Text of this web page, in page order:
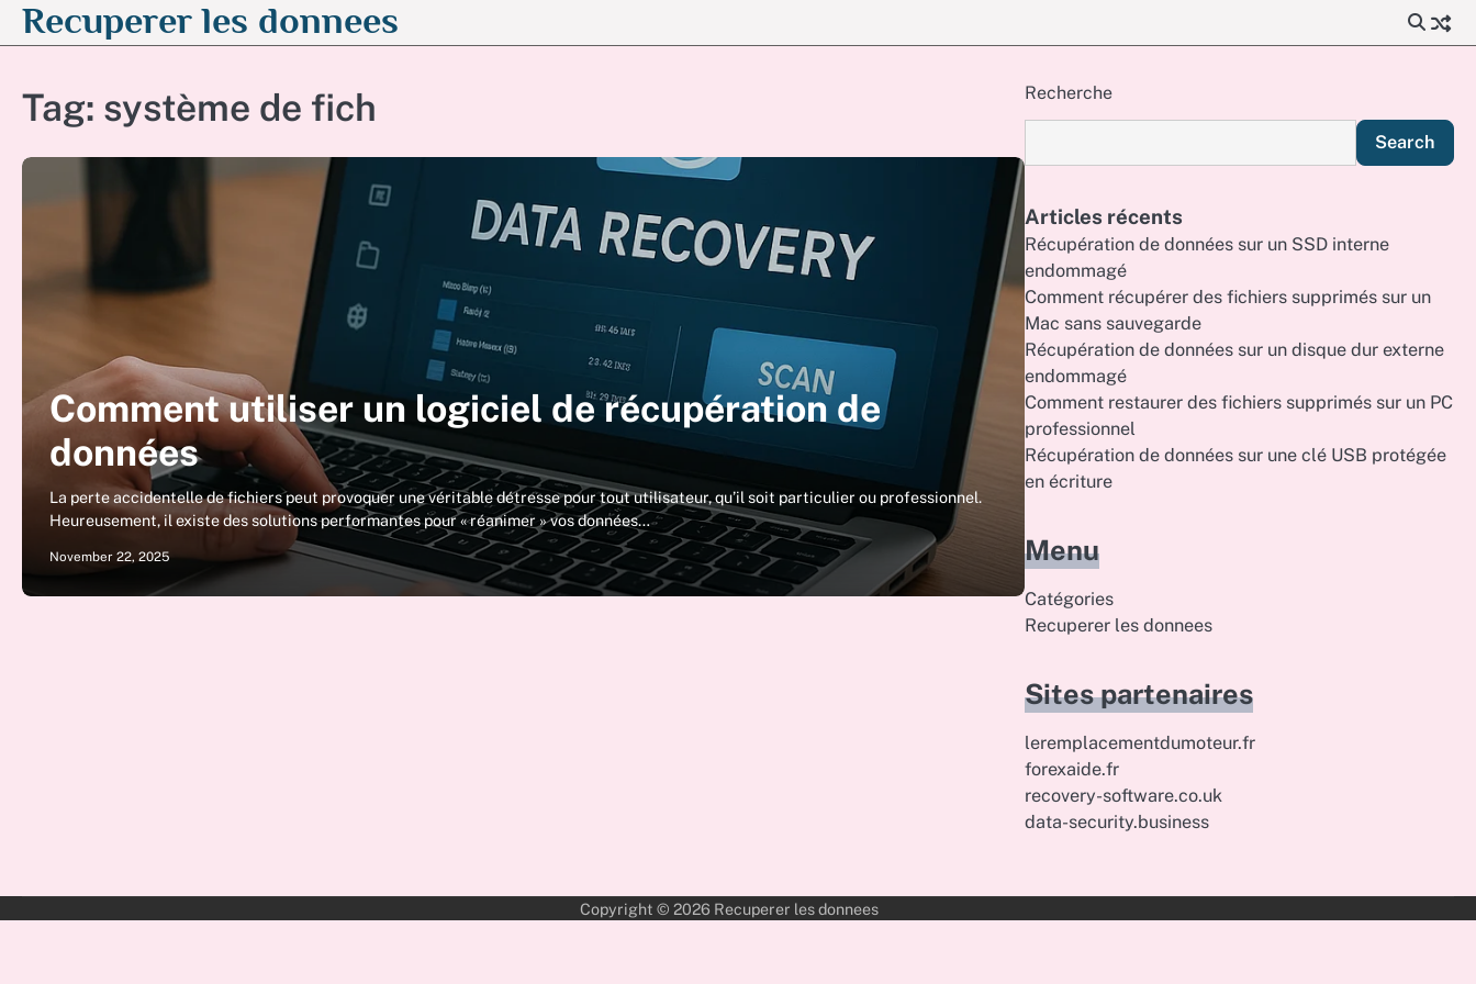
SkipRecuperer les donnees
Tag: système de fich
Comment utiliser un logiciel de récupération de
données
La perte accidentelle de fichiers peut provoquer une véritable détresse pour tout utilisateur, qu’il soit particulier ou professionnel.
Heureusement, il existe des solutions performantes pour « réanimer » vos données…
November 22, 2025
Recherche
Search
Articles récents
Récupération de données sur un SSD interne
endommagé
Comment récupérer des fichiers supprimés sur un
Mac sans sauvegarde
Récupération de données sur un disque dur externe
endommagé
Comment restaurer des fichiers supprimés sur un PC
professionnel
Récupération de données sur une clé USB protégée
en écriture
Menu
Catégories
Recuperer les donnees
Sites partenaires
leremplacementdumoteur.fr
forexaide.fr
recovery-software.co.uk
data-security.business
Copyright © 2026 Recuperer les donnees